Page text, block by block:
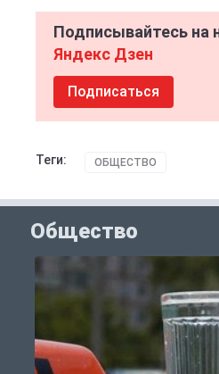
Подписывайтесь на
Яндекс Дзен
Подписаться
Теги: ОБЩЕСТВО
Общество